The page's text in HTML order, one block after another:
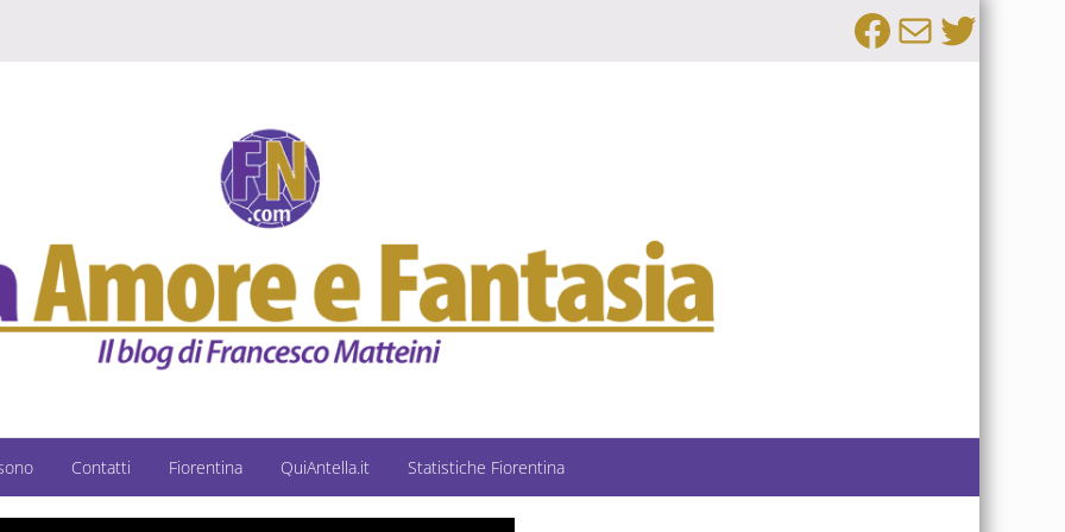
Facebook
Email
Contatti Fiorentina QuiAntella.it Statistiche Fiorentina